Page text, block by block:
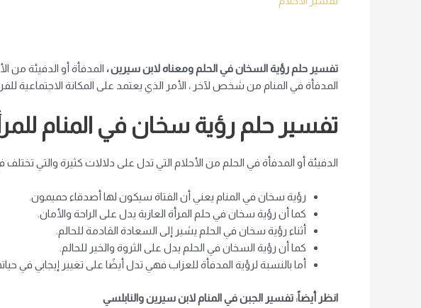
تفسير حلم رؤية السخان في الحلم ومعناه لابن سيرين ، المدفأة أو الدفيئة من
المدفأة في المنام من شخص لآخر ، الأمر الذي يعتمد على المكانة الاجتماعية
تفسير حلم رؤية سخان في المنام
الدفيئة أو المدفأة في الحلم من الأحلام التي تدل على دلالات كثيرة والتي
رؤية سخان في المنام يعني أن الفتاة سيكون لها أصدقاء حميمون.
كما أن رؤية سخان في حلم المرأة العازبة يدل على الراحة والأمان.
أثناء رؤية سخان في الحلم يشير إلى السعادة القادمة للحالم.
كما أن رؤية السخان في الحلم يدل على الثروة والخير للحالم.
أما بالنسبة لرؤية المدفأة للعزاب فهي تدل أيضًا على تغيير إيجابي في
انظر أيضاً: تفسير الجبن في المنام لابن سيرين والنابلسي